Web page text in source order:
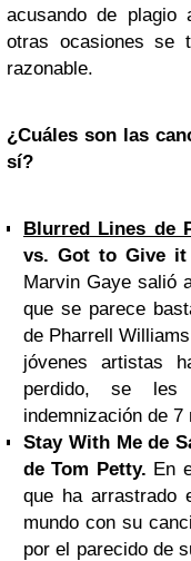
acusando de plagio
otras ocasiones se
razonable.
¿Cuáles son las
sí?
Blurred Lines de
vs. Got to Give it
Marvin Gaye salió
que se parece
de Pharrell
jóvenes artistas
perdido, se les
indemnización de
Stay With Me de
de Tom Petty. En
que ha arrastrado
mundo con su
por el parecido de